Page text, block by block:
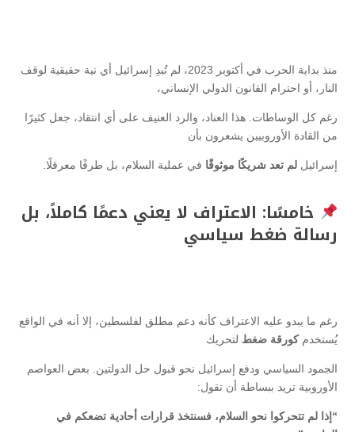
منذ بداية الحرب في أكتوبر 2023، لم تُبدِ إسرائيل أي نية حقيقية لوقف
النار، أو احترام القانون الدولي الإنساني،
رغم كل الوساطات. هذا العناد، والرد العنيف على أي انتقاد، جعل كثيرًا
من القادة الأوروبيين يشعرون بأن
إسرائيل لم تعد شريكًا موثوقًا في عملية السلام، بل طرفًا معرقلًا.
خامسًا: الاعتراف لا يعني دعمًا كاملاً، بل
رسالة ضغط سياسي
رغم ما يبدو عليه الاعتراف كأنه دعم مطلق لفلسطين، إلا أنه في الواقع
يُستخدمكورقة ضغط لتحريك
الجمود السياسي ودفع إسرائيل نحو قبول حل الدولتين. بعض العواصم
الأوروبية تريد ببساطة أن تقول:
“إذا لم تتحركوا نحو السلام، فسنتخذ قرارات أحادية تضعكم في